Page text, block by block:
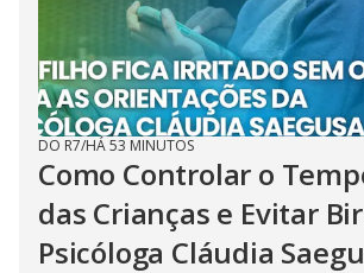
DO R7/HÁ 53 MINUTOS
Como Controlar o
das Crianças e Evitar
Psicóloga Cláudia